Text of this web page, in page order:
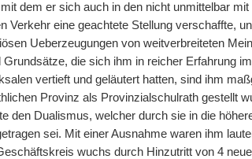
dem er sich auch in den nicht unmittelbar
Verkehr eine geachtete Stellung verschaffte,
Ueberzeugungen von weitverbreiteten
die sich ihm in reicher Erfahrung
vertieft und geläutert hatten, sind ihm
Provinz als Provinzialschulrath gestellt
den Dualismus, welcher durch sie in die
sei. Mit einer Ausnahme waren ihm
wuchs durch Hinzutritt von 4